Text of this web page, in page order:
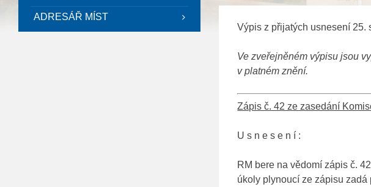
Výpis z přijatých usnesení 25.
Ve zveřejněném výpisu jsou
v platném znění.
Zápis č. 42 ze zasedání
U s n e s e n í :
RM bere na vědomí zápis č.
úkoly plynoucí ze zápisu
ADRESÁŘ MÍST